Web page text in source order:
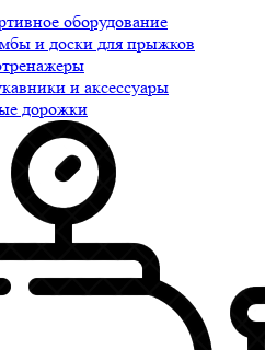
оборудование
и доски для прыжков
и аксессуары
дорожки